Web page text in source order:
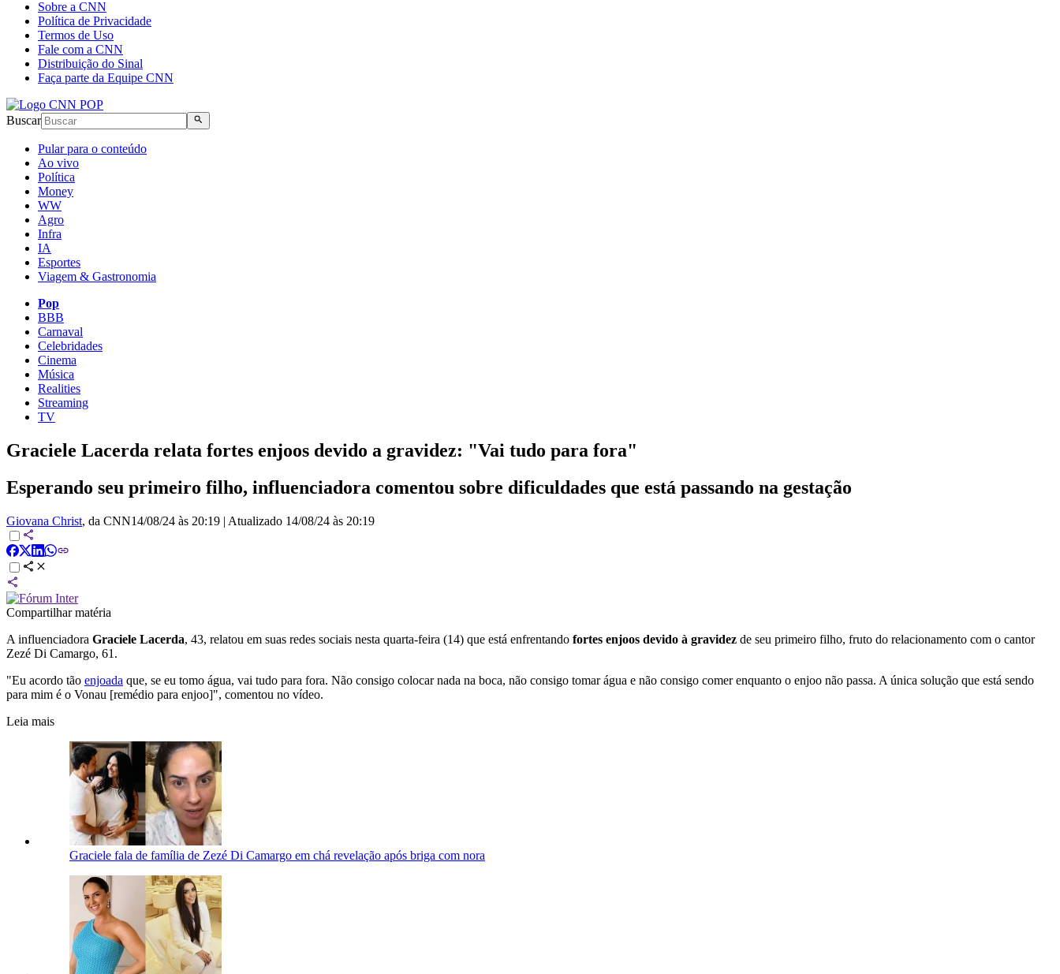
Sobre a CNN
Política de Privacidade
Termos de Uso
Fale com a CNN
Distribuição do Sinal
Faça parte da Equipe CNN
Buscar
Pular para o conteúdo
Ao vivo
Política
Money
WW
Agro
Infra
IA
Esportes
Viagem & Gastronomia
Pop
BBB
Carnaval
Celebridades
Cinema
Música
Realities
Streaming
TV
Graciele Lacerda relata fortes enjoos devido a gravidez: "Vai tudo para fora"
Esperando seu primeiro filho, influenciadora comentou sobre dificuldades que está passando na gestação
Giovana Christ, da CNN14/08/24 às 20:19 | Atualizado 14/08/24 às 20:19
Compartilhar matéria
A influenciadora Graciele Lacerda, 43, relatou em suas redes sociais nesta quarta-feira (14) que está enfrentando fortes enjoos devido à gravidez de seu primeiro filho, fruto do relacionamento com o cantor
Zezé Di Camargo, 61.
"Eu acordo tão enjoada que, se eu tomo água, vai tudo para fora. Não consigo colocar nada na boca, não consigo tomar água e não consigo comer enquanto o enjoo não passa. A única solução que está sendo
para mim é o Vonau [remédio para enjoo]", comentou no vídeo.
Leia mais
Graciele fala de família de Zezé Di Camargo em chá revelação após briga com nora